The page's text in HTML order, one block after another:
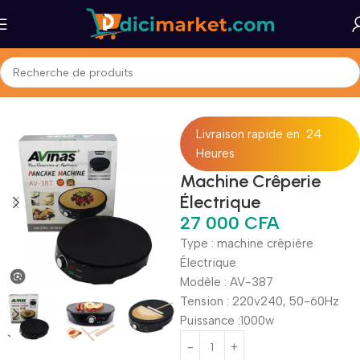
Accueil Maison et Bureau Gros Électromenager Gazinières
Livraison rapide en 24
Heures
Machine Crêperie
Électrique
27 000 CFA
Type : machine crêpière
Électrique
Modèle : AV-387
Tension : 220v240, 50-60Hz
Puissance :1000w